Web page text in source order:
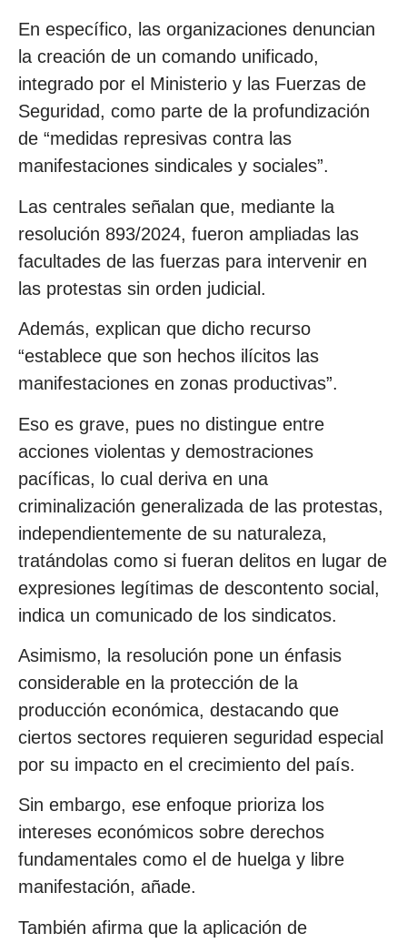
En específico, las organizaciones denuncian
la creación de un comando unificado,
integrado por el Ministerio y las Fuerzas de
Seguridad, como parte de la profundización
de “medidas represivas contra las
manifestaciones sindicales y sociales”.
Las centrales señalan que, mediante la
resolución 893/2024, fueron ampliadas las
facultades de las fuerzas para intervenir en
las protestas sin orden judicial.
Además, explican que dicho recurso
“establece que son hechos ilícitos las
manifestaciones en zonas productivas”.
Eso es grave, pues no distingue entre
acciones violentas y demostraciones
pacíficas, lo cual deriva en una
criminalización generalizada de las protestas,
independientemente de su naturaleza,
tratándolas como si fueran delitos en lugar de
expresiones legítimas de descontento social,
indica un comunicado de los sindicatos.
Asimismo, la resolución pone un énfasis
considerable en la protección de la
producción económica, destacando que
ciertos sectores requieren seguridad especial
por su impacto en el crecimiento del país.
Sin embargo, ese enfoque prioriza los
intereses económicos sobre derechos
fundamentales como el de huelga y libre
manifestación, añade.
También afirma que la aplicación de